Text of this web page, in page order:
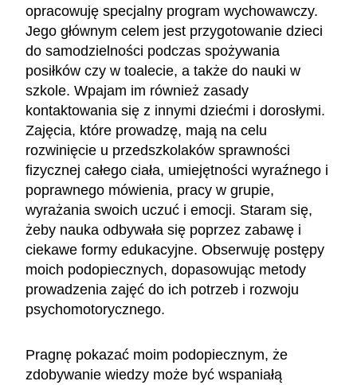
opracowuję specjalny program wychowawczy.
Jego głównym celem jest przygotowanie dzieci
do samodzielności podczas spożywania
posiłków czy w toalecie, a także do nauki w
szkole. Wpajam im również zasady
kontaktowania się z innymi dziećmi i dorosłymi.
Zajęcia, które prowadzę, mają na celu
rozwinięcie u przedszkolaków sprawności
fizycznej całego ciała, umiejętności wyraźnego i
poprawnego mówienia, pracy w grupie,
wyrażania swoich uczuć i emocji. Staram się,
żeby nauka odbywała się poprzez zabawę i
ciekawe formy edukacyjne. Obserwuję postępy
moich podopiecznych, dopasowując metody
prowadzenia zajęć do ich potrzeb i rozwoju
psychomotorycznego.
Pragnę pokazać moim podopiecznym, że
zdobywanie wiedzy może być wspaniałą